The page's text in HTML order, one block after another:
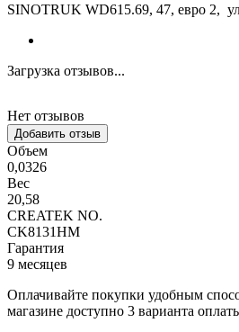
SINOTRUK WD615.69, 47, евро 2,
Загрузка отзывов...
Нет отзывов
Добавить отзыв
Объем
0,0326
Вес
20,58
CREATEK NO.
CK8131HM
Гарантия
9 месяцев
Оплачивайте покупки удобным
магазине доступно 3 варианта